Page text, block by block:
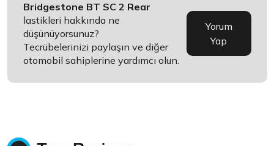
Bridgestone BT SC 2 Rear
lastikleri hakkında ne
düşünüyorsunuz?
Tecrübelerinizi paylaşın ve diğer
otomobil sahiplerine yardımcı olun.
Yorum
Yap